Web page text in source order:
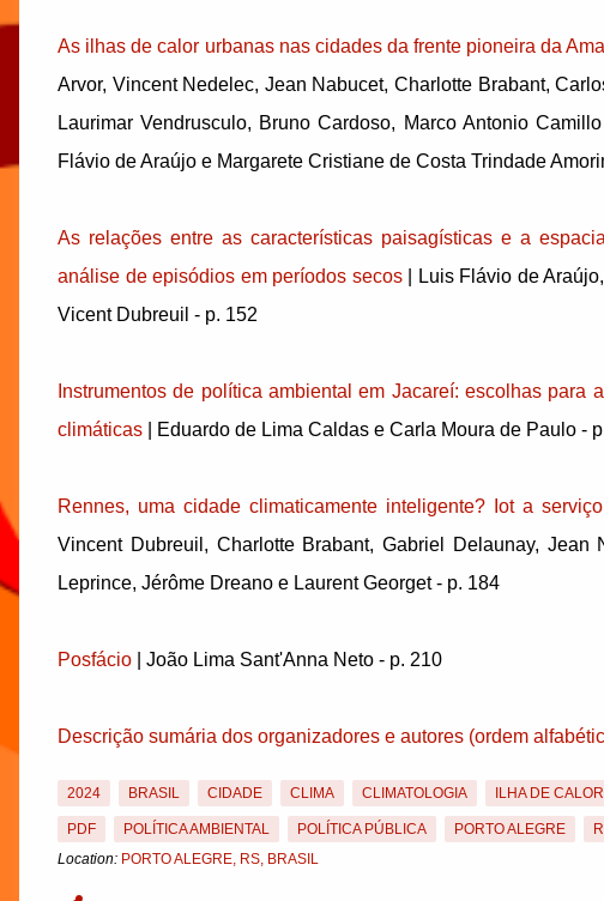
As ilhas de calor urbanas nas cidades da frente pioneira da
Arvor, Vincent Nedelec, Jean Nabucet, Charlotte Brabant,
Laurimar Vendrusculo, Bruno Cardoso, Marco Antonio
Flávio de Araújo e Margarete Cristiane de Costa Trindade
As relações entre as características paisagísticas e a
análise de episódios em períodos secos| Luis Flávio de
Vicent Dubreuil - p. 152
Instrumentos de política ambiental em Jacareí: escolhas
climáticas | Eduardo de Lima Caldas e Carla Moura de Paulo -
Rennes, uma cidade climaticamente inteligente? Iot a
Vincent Dubreuil, Charlotte Brabant, Gabriel Delaunay,
Leprince, Jérôme Dreano e Laurent Georget - p. 184
Posfácio | João Lima Sant'Anna Neto - p. 210
Descrição sumária dos organizadores e autores (ordem
2024 BRASIL CIDADE CLIMA CLIMATOLOGIA ILHA DE CALOR
PDF POLÍTICA AMBIENTAL POLÍTICA PÚBLICA PORTO ALEGRE
Location: PORTO ALEGRE, RS, BRASIL